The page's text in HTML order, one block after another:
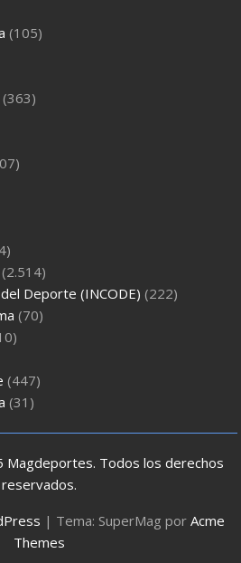
(105)
(363)
(2.514)
Deporte (INCODE) (222)
(70)
(447)
(31)
Todos los derechos
reservados.
| Tema: SuperMag por Acme
Themes